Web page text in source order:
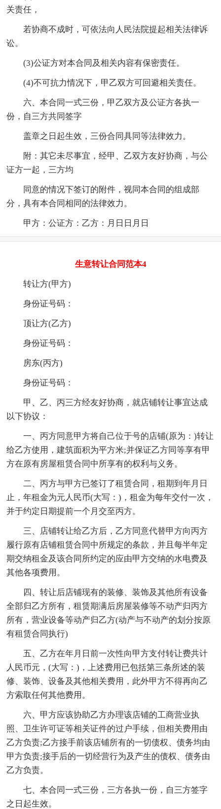
关责任，
若协商不成时，可依法向人民法院提起相关法律诉
讼。
(3)公证方对本合同及相关内容有保密责任。
(4)不可抗力情况下，甲乙双方可回避相关责任。
六、本合同一式三份，甲乙双方及公证方各执一
份，自三方共同签字
盖章之日起生效，三份合同具同等法律效力。
附：其它未尽事宜，经甲、乙双方友好协商，与公
证方一起，三方均
同意的情况下签订的附件，视同本合同的组成部
分，具有本合同相同的法律效力。
甲方：公证方：乙方：月日日月日
生意转让合同范本4
转让方(甲方)
身份证号码：
顶让方(乙方)
身份证号码：
房东(丙方)
身份证号码：
甲、乙、丙三方经友好协商，就店铺转让事宜达成
以下协议：
一、丙方同意甲方将自己位于号的店铺(原为：)转让
给乙方使用，建筑面积为平方米;并保证乙方同等享有甲
方在原有房屋租赁合同中所享有的权利与义务。
二、丙方与甲方已签订了租赁合同，租期到年月日
止，年租金为元人民币(大写：)，租金为每年交付一次，
并于约定日期提前一个月交至丙方。
三、店铺转让给乙方后，乙方同意代替甲方向丙方
履行原有店铺租赁合同中所规定的条款，并且每半年定
期交纳租金及该合同所约定的应由甲方交纳的水电费及
其他各项费用。
四、转让后店铺现有的装修、装饰及其他所有设备
全部归乙方所有，租赁期满后房屋装修等不动产归丙方
所有，营业设备等动产归乙方(动产与不动产的划分按原
有租赁合同执行)
五、乙方在年月日前一次性向甲方支付转让费共计
人民币元，(大写：)，上述费用已包括第三条所述的装
修、装饰、设备及其他相关费用，此外甲方不得再向乙
方索取任何其他费用。
六、甲方应该协助乙方办理该店铺的工商营业执
照、卫生许可证等相关证件的过户手续，但相关费用由
乙方负责;乙方接手前该店铺所有的一切债权、债务均由
甲方负责;接手后的一切经营行为及产生的债权、债务由
乙方负责。
七、本合同一式三份，三方各执一份，自三方签字
之日起生效。